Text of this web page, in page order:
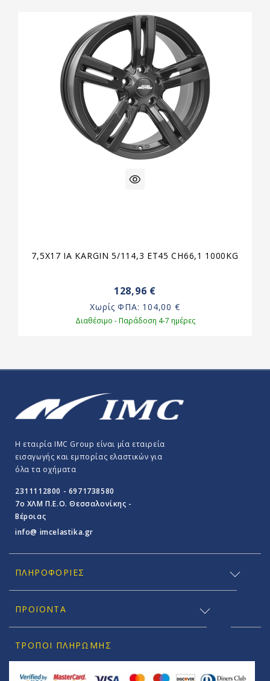
7,5X17 IA KARGIN 5/114,3 ET45 CH66,1 1000KG
128,96 €
Χωρίς ΦΠΑ: 104,00 €
Διαθέσιμο - Παράδοση 4-7 ημέρες
Η εταιρία IMC Group είναι μία εταιρεία
εισαγωγής και εμπορίας ελαστικών για
όλα τα οχήματα
2311112800 - 6971738580
7o ΧΛΜ Π.E.O. Θεσσαλονίκης -
Βέροιας
info@ imcelastika.gr
ΠΛΗΡΟΦΟΡΊΕΣ
ΠΡΟΪΟΝΤΑ
ΤΡΌΠΟΙ ΠΛΗΡΩΜΉΣ